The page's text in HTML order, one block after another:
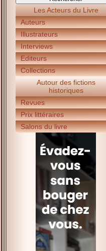
Les Acteurs du Livre
Auteurs
Illustrateurs
Interviews
Editeurs
Collections
Autour des fictions
historiques
Revues
Prix littéraires
Salons du livre